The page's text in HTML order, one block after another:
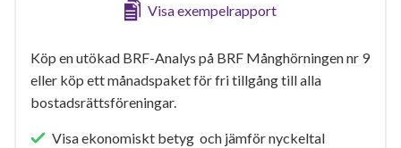
Visa exempelrapport
Köp en utökad BRF-Analys på BRF Månghörningen nr 9
eller köp ett månadspaket för fri tillgång till alla
bostadsrättsföreningar.
Visa ekonomiskt betyg och jämför nyckeltal